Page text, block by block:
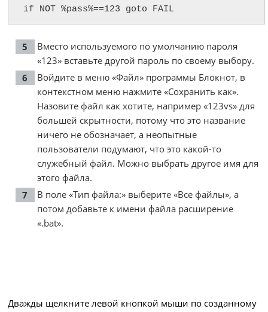
if NOT %pass%==123 goto FAIL
Вместо используемого по умолчанию пароля
«123» вставьте другой пароль по своему выбору.
Войдите в меню «Файл» программы Блокнот, в
контекстном меню нажмите «Сохранить как».
Назовите файл как хотите, например «123vs» для
большей скрытности, потому что это название
ничего не обозначает, а неопытные
пользователи подумают, что это какой-то
служебный файл. Можно выбрать другое имя для
этого файла.
В поле «Тип файла:» выберите «Все файлы», а
потом добавьте к имени файла расширение
«.bat».
Дважды щелкните левой кнопкой мыши по созданному